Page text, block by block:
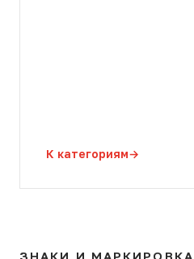
К категориям→
ЗНАКИ И МАРКИРОВКА